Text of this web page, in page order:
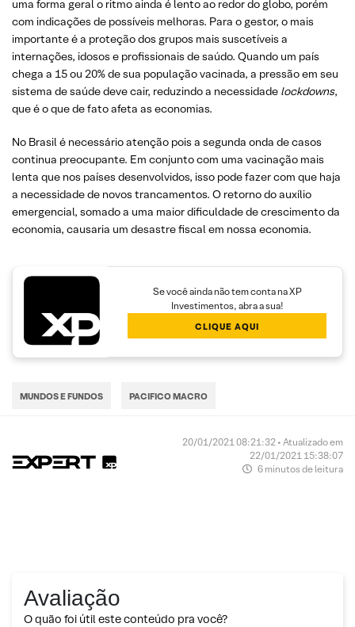
uma forma geral o ritmo ainda é lento ao redor do globo, porém
com indicações de possíveis melhoras. Para o gestor, o mais
importante é a proteção dos grupos mais suscetíveis a
internações, idosos e profissionais de saúdo. Quando um país
chega a 15 ou 20% de sua população vacinada, a pressão em seu
sistema de saúde deve cair, reduzindo a necessidade lockdowns,
que é o que de fato afeta as economias.
No Brasil é necessário atenção pois a segunda onda de casos
continua preocupante. Em conjunto com uma vacinação mais
lenta que nos países desenvolvidos, isso pode fazer com que haja
a necessidade de novos trancamentos. O retorno do auxílio
emergencial, somado a uma maior dificuldade de crescimento da
economia, causaria um desastre fiscal em nossa economia.
Se você ainda não tem conta na XP
Investimentos, abra a sua!
CLIQUE AQUI
MUNDOS E FUNDOS PACIFICO MACRO
20/01/2021 08:21:32 • Atualizado em
22/01/2021 15:38:07
6 minutos de leitura
Avaliação
O quão foi útil este conteúdo pra você?